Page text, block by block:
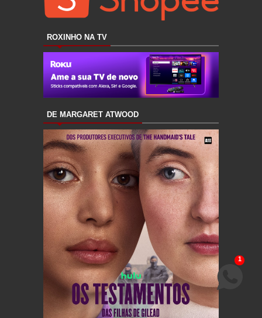
1
ROXINHO NA TV
DE MARGARET ATWOOD